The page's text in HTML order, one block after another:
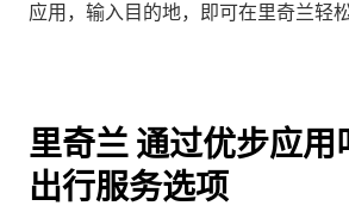
应用，输入目的地，即可在里奇兰轻松
里奇兰 通过优步应用
出行服务选项